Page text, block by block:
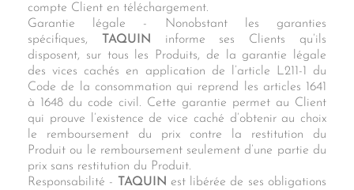
compte Client en téléchargement.
Garantie légale - Nonobstant les garanties
spécifiques,
TAQUIN
informe ses Clients qu’ils
disposent, sur tous les Produits, de la garantie légale
des vices cachés en application de l’article L211-1 du
Code de la consommation qui reprend les articles 1641
à 1648 du code civil. Cette garantie permet au Client
qui prouve l’existence de vice caché d’obtenir au choix
le remboursement du prix contre la restitution du
Produit ou le remboursement seulement d’une partie du
prix sans restitution du Produit.
Responsabilité -
TAQUIN est libérée de ses obligations